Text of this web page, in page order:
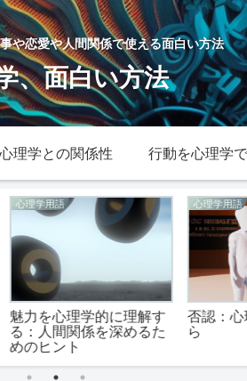
や恋愛や人間関係で使える面白い方法
、面白い方法
心理学との関係性 行動を心理学
解す
るた
心理学用語
否認：心理学的な視点か
ら